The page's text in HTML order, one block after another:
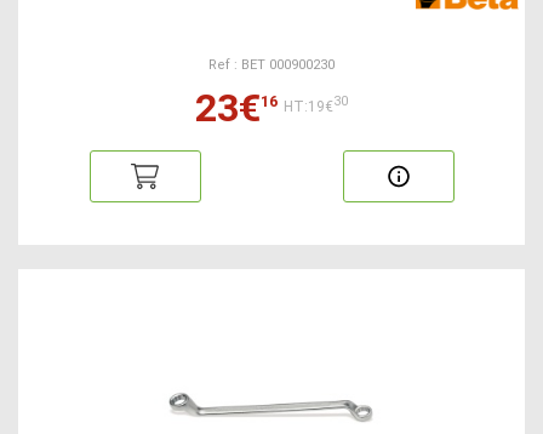
Ref : BET 000900230
23€16 HT:19€30